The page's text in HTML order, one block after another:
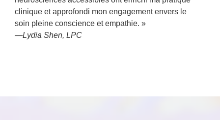
clinique et approfondi mon engagement envers le
soin pleine conscience et empathie. »
—Lydia Shen, LPC